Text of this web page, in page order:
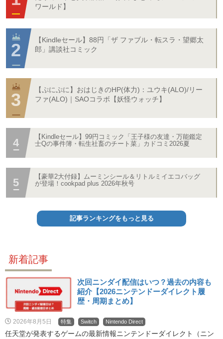
ワールド】
【Kindleセール】88円「ザ ファブル・転スラ・望郷太
郎」講談社コミック
【ぷにぷに】おはじきのHP(体力)：ユウキ(ALO)/リー
ファ(ALO)｜SAOコラボ【妖怪ウォッチ】
【Kindleセール】99円コミック「王子様の友達・万能鑑定
士Qの事件簿・転生社畜のチート菜」カドコミ2026夏
【豪華2大付録】ムーミンシール＆リトルミイエコバッグ
が登場！cookpad plus 2026年秋号
記事ランキングをもっと見る
新着記事
次回ニンダイ配信はいつ？過去の内容も
紹介【2026ニンテンドーダイレクト履
歴・周期まとめ】
2026年8月5日 特集 Switch Nintendo Direct
任天堂が発表するゲームの最新情報ニンテンドーダイレクト（ニン